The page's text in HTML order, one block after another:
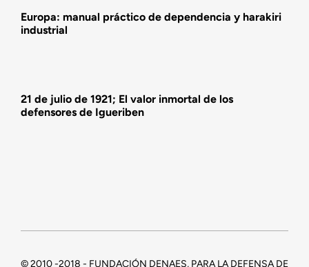
Europa: manual práctico de dependencia y harakiri
industrial
21 de julio de 1921; El valor inmortal de los
defensores de Igueriben
© 2010 -2018 - FUNDACIÓN DENAES, PARA LA DEFENSA DE